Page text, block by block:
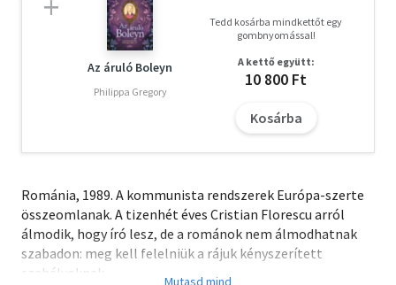
Az áruló Boleyn
Philippa Gregory
Tedd kosárba mindkettőt egy
gombnyomással!
A kettő együtt:
10 800 Ft
Kosárba
Románia, 1989. A kommunista rendszerek Európa-szerte
összeomlanak. A tizenhét éves Cristian Florescu arról
álmodik, hogy író lesz, de a románok nem álmodhatnak
szabadon: meg kell felelniük a rájuk kényszerített
szabályoknak.